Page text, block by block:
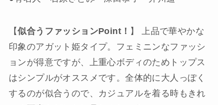
【似合うファッションPoint！ 】 上品で華やかな
印象のアガット姫タイプ。フェミニンなファッシ
ョンが得意ですが、上重心ボディのためトップス
はシンプルがオススメです。全体的に大人っぽく
するのが似合うので、カジュアルを着る時もきれ